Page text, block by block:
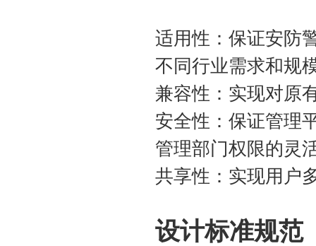
适用性：保证安防
不同行业需求和规
兼容性：实现对原
安全性：保证管理
管理部门权限的灵
共享性：实现用户
设计标准规范